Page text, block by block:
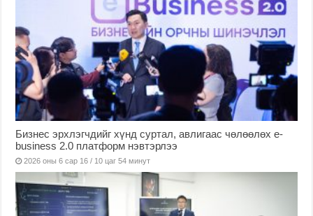
Бизнес эрхлэгчдийг хүнд суртал, авлигаас чөлөөлөх е-
business 2.0 платформ нэвтэрлээ
2026 оны 6 сар 16 / 10 цаг 54 минут